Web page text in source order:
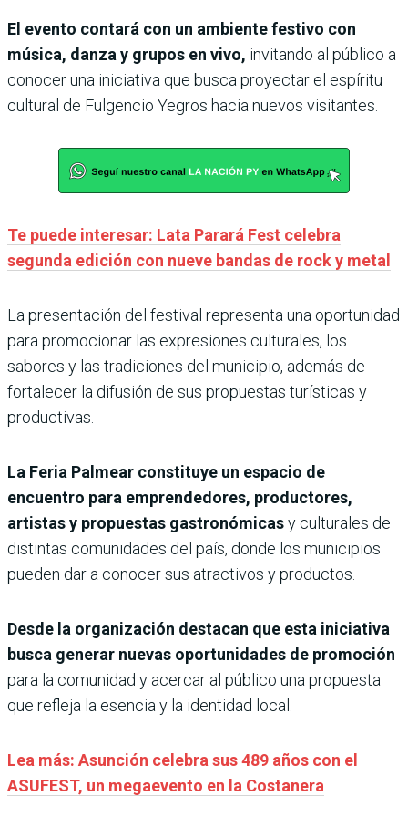
El evento contará con un ambiente festivo con
música, danza y grupos en vivo, invitando al público a
conocer una iniciativa que busca proyectar el espíritu
cultural de Fulgencio Yegros hacia nuevos visitantes.
Te puede interesar: Lata Parará Fest celebra
segunda edición con nueve bandas de rock y metal
La presentación del festival representa una oportunidad
para promocionar las expresiones culturales, los
sabores y las tradiciones del municipio, además de
fortalecer la difusión de sus propuestas turísticas y
productivas.
La Feria Palmear constituye un espacio de
encuentro para emprendedores, productores,
artistas y propuestas gastronómicasy culturales de
distintas comunidades del país, donde los municipios
pueden dar a conocer sus atractivos y productos.
Desde la organización destacan que esta iniciativa
busca generar nuevas oportunidades de promoción
para la comunidad y acercar al público una propuesta
que refleja la esencia y la identidad local.
Lea más: Asunción celebra sus 489 años con el
ASUFEST, un megaevento en la Costanera